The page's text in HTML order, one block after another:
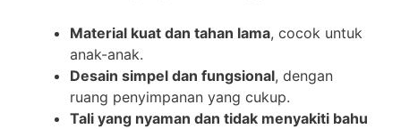
Material kuat dan tahan lama, cocok untuk
anak-anak.
Desain simpel dan fungsional, dengan
ruang penyimpanan yang cukup.
Tali yang nyaman dan tidak menyakiti bahu